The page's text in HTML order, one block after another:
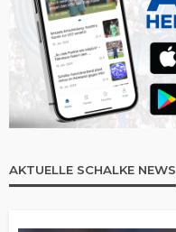
AKTUELLE SCHALKE NEWS